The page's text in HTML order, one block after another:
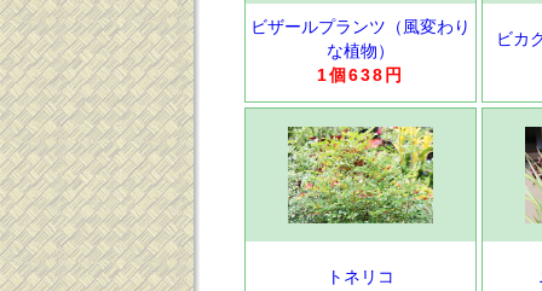
ビザールプランツ（風変わり
な植物）
1個638円
ビカ
トネリコ